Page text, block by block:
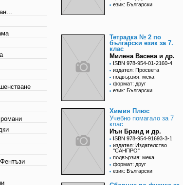
език: Български
Тетрадка № 2 по
български език за 7.
клас
Милена Васева и др.
ISBN 978-954-01-2160-4
издател: Просвета
подвързия: мека
формат: друг
език: Български
Химия Плюс
Учебно помагало за 7
клас
Иън Бранд и др.
ISBN 978-954-91693-3-1
издател: Издателство
"САНПРО"
подвързия: мека
формат: друг
език: Български